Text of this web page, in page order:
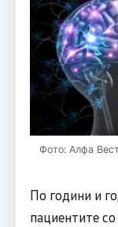
Фото: Алфа
По години и
пациентите